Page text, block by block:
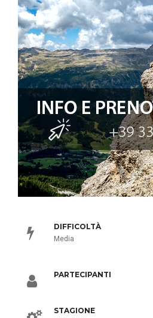
DIFFICOLTÀ
Media
PARTECIPANTI
STAGIONE